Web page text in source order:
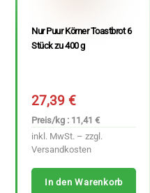
Nur Puur Körner Toastbrot 6
Stück zu 400 g
27,39€
Preis/kg : 11,41 €
inkl. MwSt. – zzgl.
Versandkosten
In den Warenkorb